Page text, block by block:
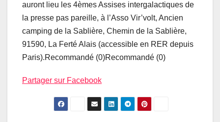
auront lieu les 4èmes Assises intergalactiques de
la presse pas pareille, à l’Asso Vir’volt, Ancien
camping de la Sablière, Chemin de la Sablière,
91590, La Ferté Alais (accessible en RER depuis
Paris).Recommandé (0)Recommandé (0)
Partager sur Facebook